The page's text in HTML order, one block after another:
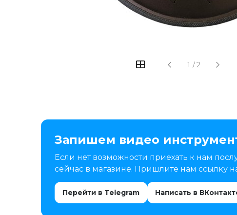
1 /2
Запишем видео
Если нет возможности приехать к нам
сейчас в магазине. Пришлите нам ссылку
Перейти в Telegram Написать в